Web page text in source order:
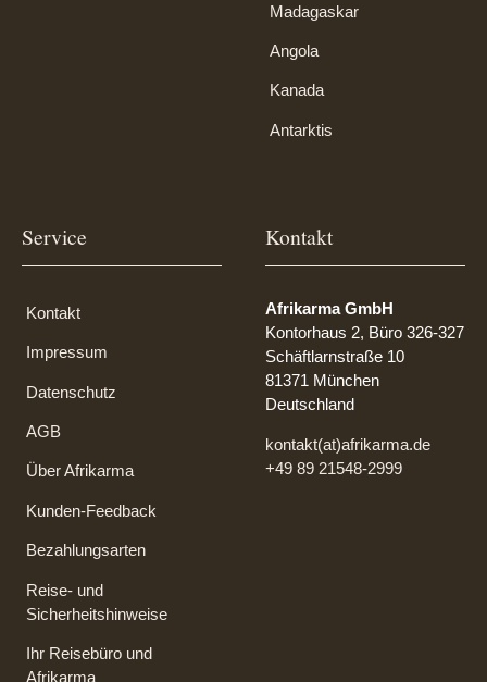
Madagaskar
Angola
Kanada
Antarktis
Service
Kontakt
Impressum
Datenschutz
AGB
Über Afrikarma
Kunden-Feedback
Bezahlungsarten
Reise- und
Sicherheitshinweise
Ihr Reisebüro und
Afrikarma
Kontakt
Afrikarma GmbH
Kontorhaus 2, Büro 326-327
Schäftlarnstraße 10
81371 München
Deutschland
kontakt(at)afrikarma.de
+49 89 21548-2999